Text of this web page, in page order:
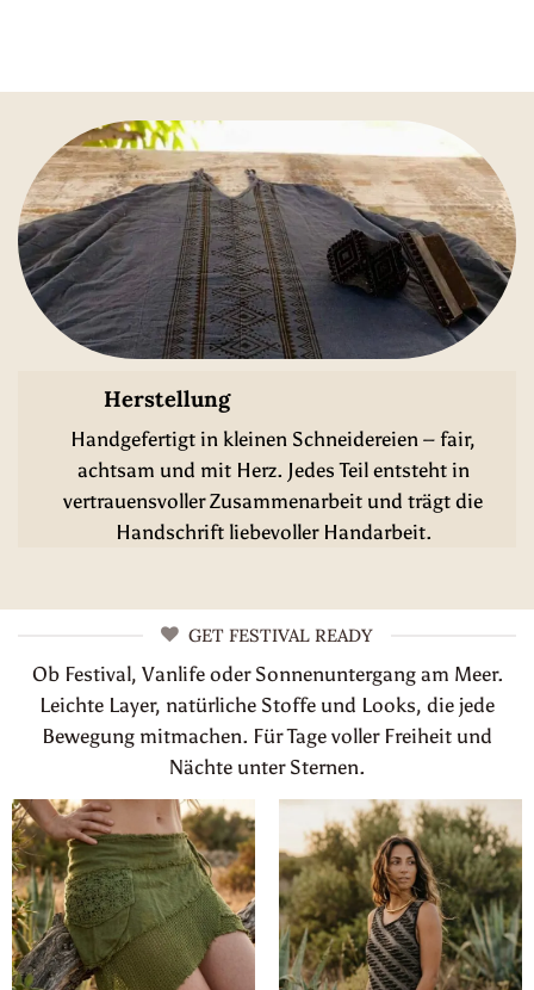
Herstellung
Handgefertigt in kleinen Schneidereien – fair,
achtsam und mit Herz. Jedes Teil entsteht in
vertrauensvoller Zusammenarbeit und trägt die
Handschrift liebevoller Handarbeit.
GET FESTIVAL READY
Ob Festival, Vanlife oder Sonnenuntergang am Meer.
Leichte Layer, natürliche Stoffe und Looks, die jede
Bewegung mitmachen. Für Tage voller Freiheit und
Nächte unter Sternen.